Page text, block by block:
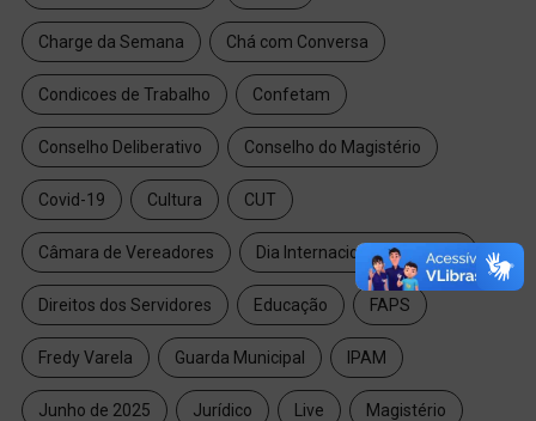
Charge da Semana Chá com Conversa
Condicoes de Trabalho Confetam
Conselho Deliberativo Conselho do Magistério
Covid-19 Cultura CUT
Câmara de Vereadores Dia Internacional da Mulher
Direitos dos Servidores Educação FAPS
Fredy Varela Guarda Municipal IPAM
Junho de 2025 Jurídico Live Magistério